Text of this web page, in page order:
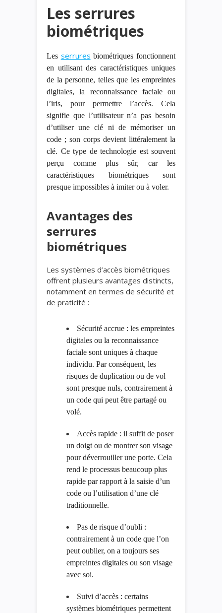
Les serrures
biométriques
Les serrures biométriques fonctionnent
en utilisant des caractéristiques uniques
de la personne, telles que les empreintes
digitales, la reconnaissance faciale ou
l’iris, pour permettre l’accès. Cela
signifie que l’utilisateur n’a pas besoin
d’utiliser une clé ni de mémoriser un
code ; son corps devient littéralement la
clé. Ce type de technologie est souvent
perçu comme plus sûr, car les
caractéristiques biométriques sont
presque impossibles à imiter ou à voler.
Avantages des
serrures
biométriques
Les systèmes d’accès biométriques
offrent plusieurs avantages distincts,
notamment en termes de sécurité et
de praticité :
Sécurité accrue : les empreintes
digitales ou la reconnaissance
faciale sont uniques à chaque
individu. Par conséquent, les
risques de duplication ou de vol
sont presque nuls, contrairement à
un code qui peut être partagé ou
volé.
Accès rapide : il suffit de poser
un doigt ou de montrer son visage
pour déverrouiller une porte. Cela
rend le processus beaucoup plus
rapide par rapport à la saisie d’un
code ou l’utilisation d’une clé
traditionnelle.
Pas de risque d’oubli :
contrairement à un code que l’on
peut oublier, on a toujours ses
empreintes digitales ou son visage
avec soi.
Suivi d’accès : certains
systèmes biométriques permettent